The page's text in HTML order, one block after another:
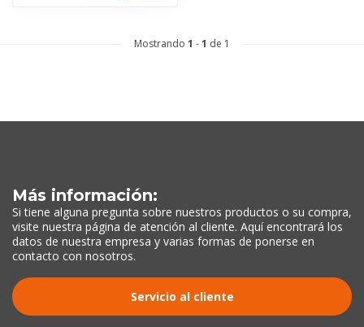
Mostrando 1 -1 de 1
Más información:
Si tiene alguna pregunta sobre nuestros productos o su compra,
visite nuestra página de atención al cliente. Aquí encontrará los
datos de nuestra empresa y varias formas de ponerse en
contacto con nosotros.
Servicio al cliente